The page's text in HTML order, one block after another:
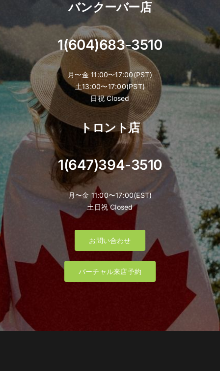
バンクーバー店
1(604)683-3510
月〜金 11:00〜17:00(PST)
土13:00〜17:00(PST)
日祝 Closed
トロント店
1(647)394-3510
月〜金 11:00〜17:00(EST)
土日祝 Closed
お問い合わせ
バーチャル来店予約